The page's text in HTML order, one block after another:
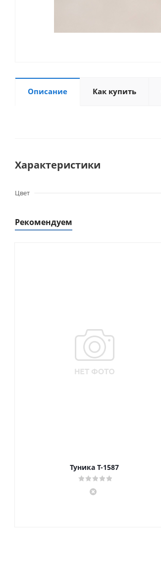
Описание Как купить
Характеристики
Цвет
Рекомендуем
Туника Т-1587